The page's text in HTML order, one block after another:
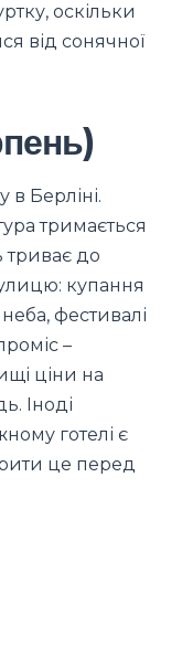
оскільки
від сонячної
в Берліні.
тримається
триває до
купання
фестивалі
–
ціни на
Іноді
готелі є
це перед